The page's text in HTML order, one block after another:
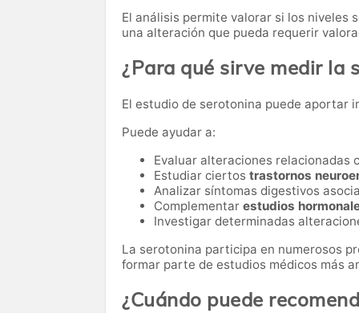
El análisis permite valorar si los niveles
una alteración que pueda requerir
¿Para qué sirve medir la
El estudio de serotonina puede aportar
Puede ayudar a:
Evaluar alteraciones relacionadas
Estudiar ciertos trastornos
Analizar síntomas digestivos
Complementar estudios
Investigar determinadas
La serotonina participa en numerosos
formar parte de estudios médicos más
¿Cuándo puede